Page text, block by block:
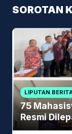
SOROTAN
LIPUTAN
75
Resmi
Pesan